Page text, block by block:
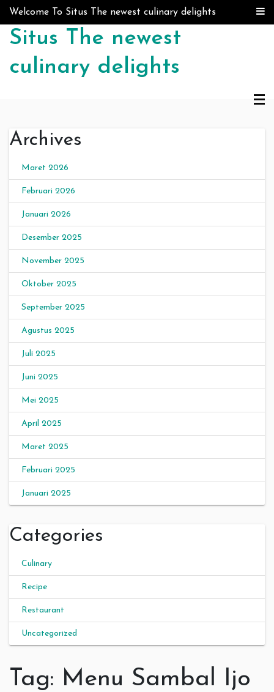
Skip to content
Welcome To Situs The newest culinary delights
Situs The newest
culinary delights
Archives
Maret 2026
Februari 2026
Januari 2026
Desember 2025
November 2025
Oktober 2025
September 2025
Agustus 2025
Juli 2025
Juni 2025
Mei 2025
April 2025
Maret 2025
Februari 2025
Januari 2025
Categories
Culinary
Recipe
Restaurant
Uncategorized
Tag: Menu Sambal Ijo